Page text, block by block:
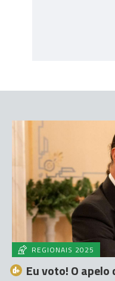
REGIONAIS 2025
Eu voto! O